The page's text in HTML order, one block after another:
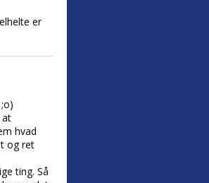
er
at
hvad
og ret
ting. Så